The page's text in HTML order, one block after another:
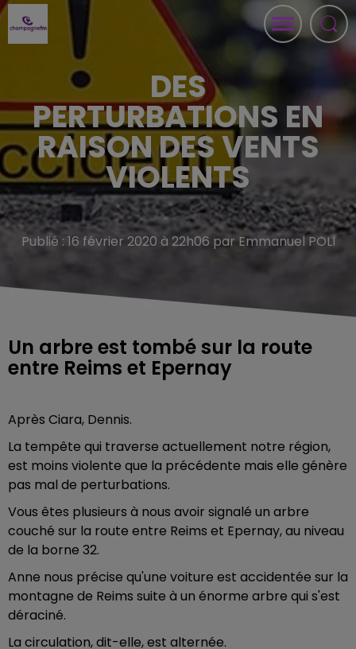
DES
PERTURBATIONS EN
RAISON DES VENTS
VIOLENTS
Publié : 16 février 2020 à 22h06 par Emmanuel POLI
Un arbre est tombé sur la route
entre Reims et Epernay
Après Ciara, Dennis.
La tempête qui traverse actuellement notre région,
est moins violente que la précédente mais elle génère
pas mal de perturbations.
Vous êtes plusieurs à nous avoir signalé un arbre
couché sur la route entre Reims et Epernay, au niveau
de la borne 32.
Anne nous précise qu'une voiture est accidentée sur la
montagne de Reims suite à un énorme arbre qui s'est
déraciné.
La circulation, dit-elle, est alternée.